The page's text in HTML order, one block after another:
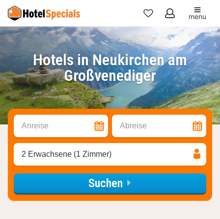
Meine
Favoriten
menu
Hotels in Neukirchen am
Großvenediger
Anreise Abreise
2 Erwachsene (1 Zimmer)
Suchen